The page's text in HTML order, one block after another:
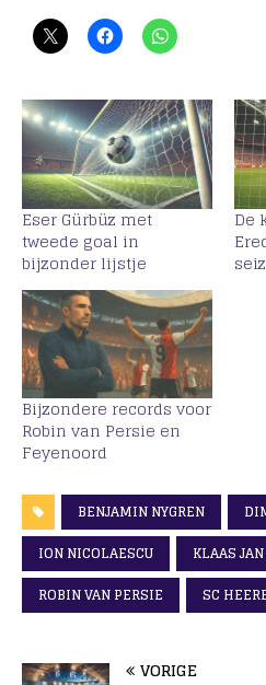
Eser Gürbüz met
tweede goal in
bijzonder lijstje
De
Bijzondere records voor
Robin van Persie en
Feyenoord
BENJAMIN NYGREN
ION NICOLAESCU
KLAAS
ROBIN VAN PERSIE
SC
VORIGE